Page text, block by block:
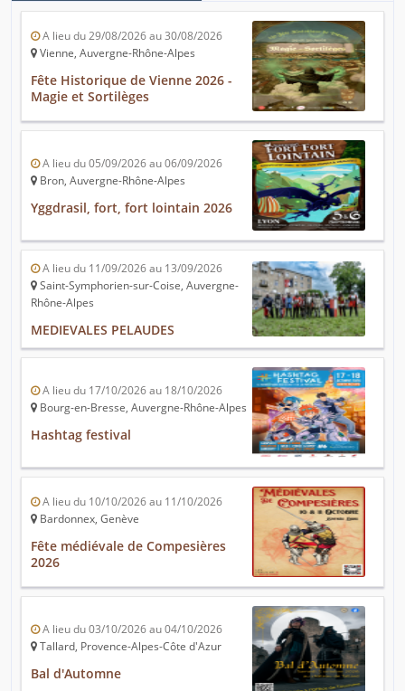
A lieu du 29/08/2026 au 30/08/2026
Vienne, Auvergne-Rhône-Alpes
Fête Historique de Vienne 2026 -
Magie et Sortilèges
A lieu du 05/09/2026 au 06/09/2026
Bron, Auvergne-Rhône-Alpes
Yggdrasil, fort, fort lointain 2026
A lieu du 11/09/2026 au 13/09/2026
Saint-Symphorien-sur-Coise, Auvergne-
Rhône-Alpes
MEDIEVALES PELAUDES
A lieu du 17/10/2026 au 18/10/2026
Bourg-en-Bresse, Auvergne-Rhône-Alpes
Hashtag festival
A lieu du 10/10/2026 au 11/10/2026
Bardonnex, Genève
Fête médiévale de Compesières
2026
A lieu du 03/10/2026 au 04/10/2026
Tallard, Provence-Alpes-Côte d'Azur
Bal d'Automne